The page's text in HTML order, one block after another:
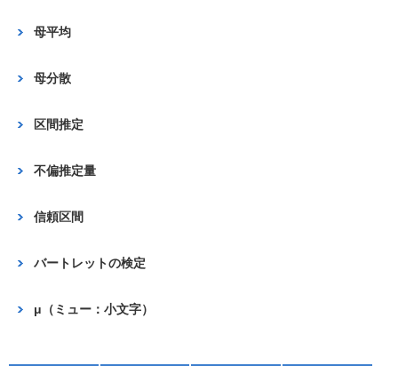
k
母平均
母分散
区間推定
不偏推定量
信頼区間
バートレットの検定
μ（ミュー：小文字）